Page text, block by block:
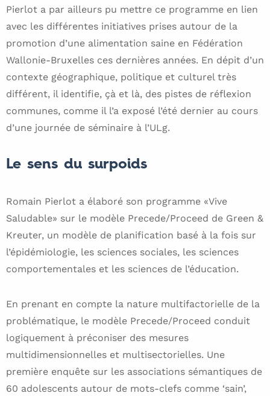
Pierlot a par ailleurs pu mettre ce programme en lien
avec les différentes initiatives prises autour de la
promotion d’une alimentation saine en Fédération
Wallonie-Bruxelles ces dernières années. En dépit d’un
contexte géographique, politique et culturel très
différent, il identifie, çà et là, des pistes de réflexion
communes, comme il l’a exposé l’été dernier au cours
d’une journée de séminaire à l’ULg.
Le sens du surpoids
Romain Pierlot a élaboré son programme «Vive
Saludable» sur le modèle Precede/Proceed de Green &
Kreuter, un modèle de planification basé à la fois sur
l’épidémiologie, les sciences sociales, les sciences
comportementales et les sciences de l’éducation.
En prenant en compte la nature multifactorielle de la
problématique, le modèle Precede/Proceed conduit
logiquement à préconiser des mesures
multidimensionnelles et multisectorielles. Une
première enquête sur les associations sémantiques de
60 adolescents autour de mots-clefs comme ‘sain’,